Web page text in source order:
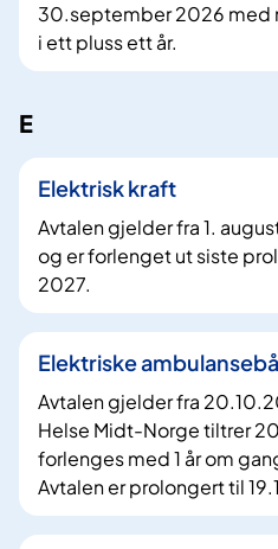
30.september 2026 med
i ett pluss ett år.
E
Elektrisk kraft
Avtalen gjelder fra 1.
og er forlenget ut siste
2027.
Elektriske
Avtalen gjelder fra
Helse Midt-Norge tiltrer
forlenges med 1 år om
Avtalen er prolongert til